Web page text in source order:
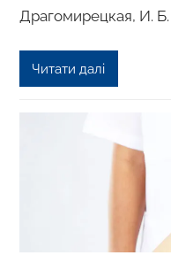
Драгомирецкая, И. Б.
Читати далі